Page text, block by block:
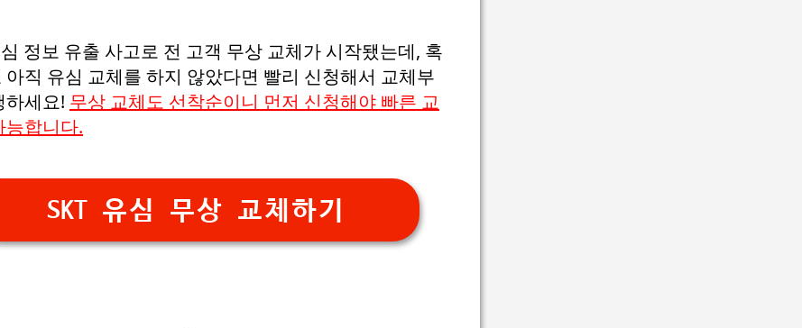
정보 유출 사고로 전 고객 무상 교체가 시작됐는데, 혹
아직 유심 교체를 하지 않았다면 빨리 신청해서 교체부
하세요! 무상 교체도 선착순이니 먼저 신청해야 빠른 교
능합니다.
SKT 유심 무상 교체하기